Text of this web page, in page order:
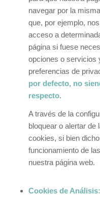
navegar por la
que, por ejemplo,
acceso a
página si fuese
opciones o servicios
preferencias de
por defecto, no
respecto.
A través de la
bloquear o alertar de
cookies, si bien
funcionamiento de
nuestra página web.
Cookies de Análisis: